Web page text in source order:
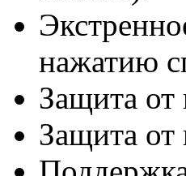
нажатию
Защита от
Защита от